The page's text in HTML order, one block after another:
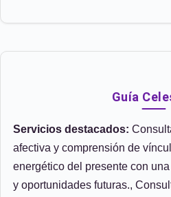
Guía
Servicios destacados:
afectiva y comprensión de
energético del presente con
y oportunidades futuras.,